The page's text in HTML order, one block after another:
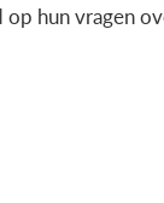
hun vragen